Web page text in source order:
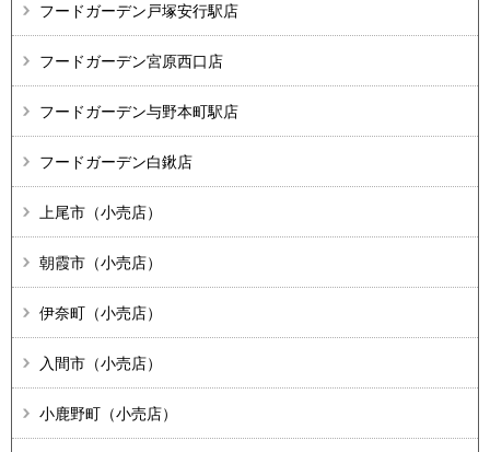
フードガーデン戸塚安行駅店
フードガーデン宮原西口店
フードガーデン与野本町駅店
フードガーデン白鍬店
上尾市（小売店）
朝霞市（小売店）
伊奈町（小売店）
入間市（小売店）
小鹿野町（小売店）